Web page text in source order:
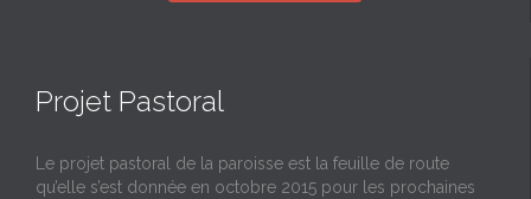
Projet Pastoral
Le projet pastoral de la paroisse est la feuille de route
qu’elle s’est donnée en octobre 2015 pour les prochaines